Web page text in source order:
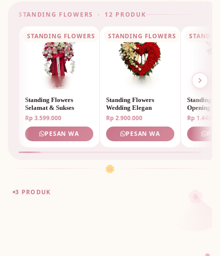
STANDING FLOWERS · 12 PRODUK
STANDING FLOWERS
Standing Flowers
Selamat & Sukses
Rp 3.599.000
PESAN WA
STANDING FLOWERS
Standing Flowers
Wedding Elegan
Rp 2.900.000
PESAN WA
Standing
Opening
Rp
🌼
3 PRODUK 🌸